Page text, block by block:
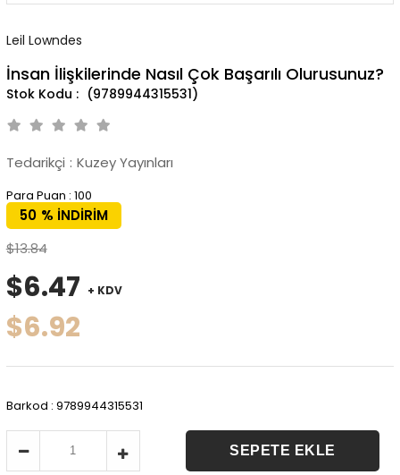
Leil Lowndes
İnsan İlişkilerinde Nasıl Çok Başarılı Olurusunuz?
(9789944315531)
Tedarikçi : Kuzey Yayınları
Para Puan : 100
%
50
İNDIRIM
$13.84
$6.47 + KDV
$6.92
Barkod : 9789944315531